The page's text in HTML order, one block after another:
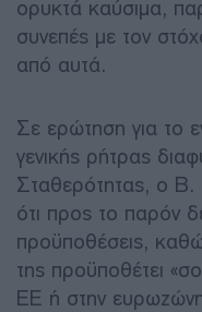
ορυκτά καύσιμα,
συνεπές με τον
από αυτά.
Σε ερώτηση για το
γενικής ρήτρας
Σταθερότητας, ο Β.
ότι προς το παρόν
προϋποθέσεις,
της προϋποθέτει
ΕΕ ή στην